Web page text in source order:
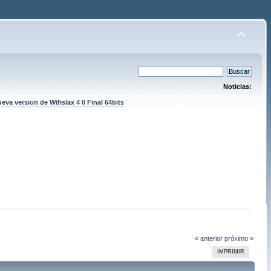
Noticias:
version de Wifislax 4 0 Final 64bits
« anterior próximo »
IMPRIMIR